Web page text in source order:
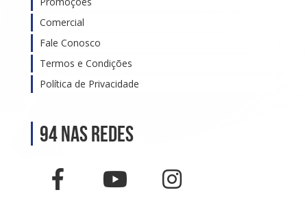
Comercial
Fale Conosco
Termos e Condições
Política de Privacidade
94 nas Redes